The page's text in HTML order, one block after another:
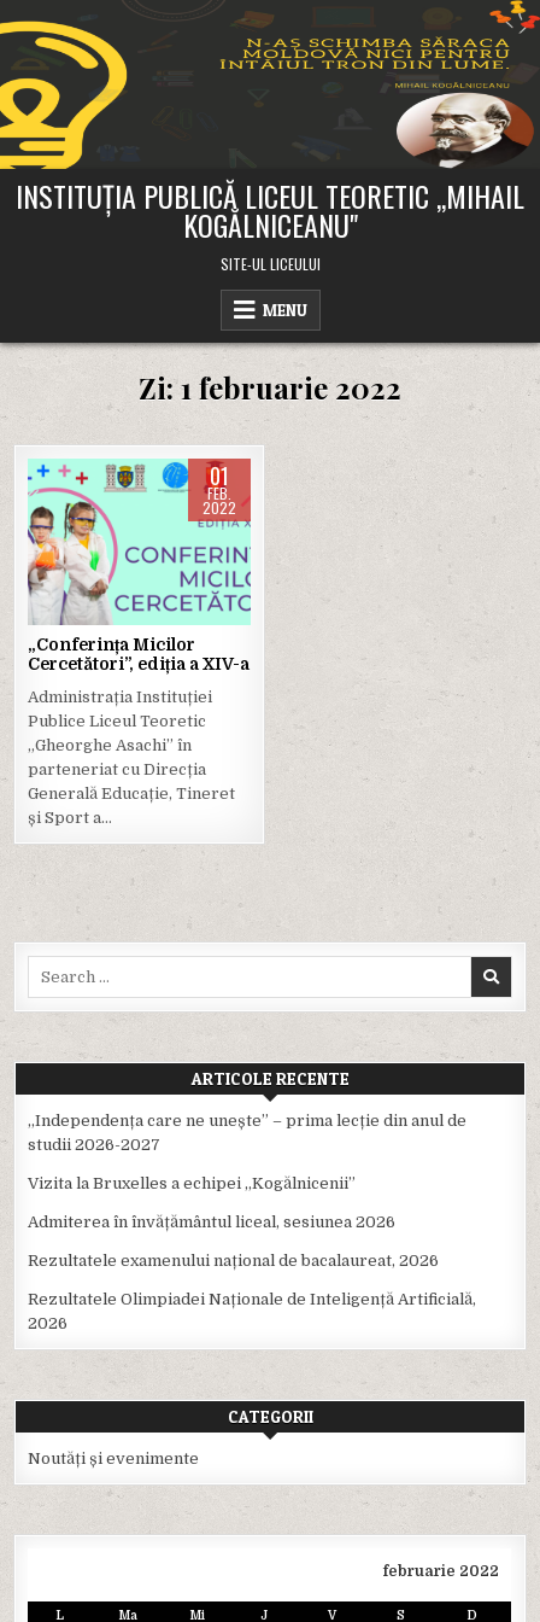
to
INSTITUȚIA PUBLICĂ LICEUL TEORETIC ,,MIHAIL
KOGĂLNICEANU"
SITE-UL LICEULUI
MENU
Zi:1 februarie 2022
01
FEB.
2022
Posted
in
„Conferința Micilor
Cercetători”, ediția a XIV-a
Administrația Instituției
Publice Liceul Teoretic
„Gheorghe Asachi” în
parteneriat cu Direcția
Generală Educație, Tineret
și Sport a…
ARTICOLE RECENTE
,,Independența care ne unește” – prima lecție din anul de
studii 2026-2027
Vizita la Bruxelles a echipei ,,Kogălnicenii”
Admiterea în învățământul liceal, sesiunea 2026
Rezultatele examenului național de bacalaureat, 2026
Rezultatele Olimpiadei Naționale de Inteligență Artificială,
2026
CATEGORII
Noutăți și evenimente
februarie 2022
L Ma Mi J V S D